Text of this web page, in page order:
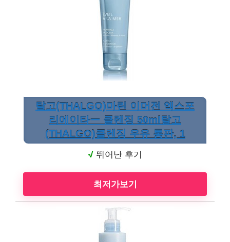
탈고(THALGO)마린 이머전 엑스포
리에이타ー 클렌징 50ml탈고
(THALGO)클렌징 우유 통판, 1
√ 뛰어난 후기
최저가보기